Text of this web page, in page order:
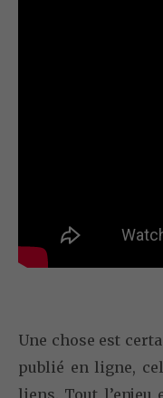
Une chose est
publié en ligne,
liens. Tout